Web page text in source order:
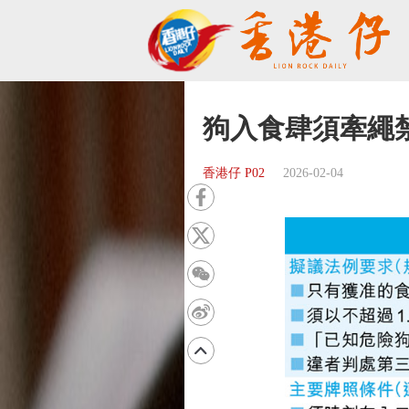
狗入食肆須牽繩
香港仔 P02 2026-02-04